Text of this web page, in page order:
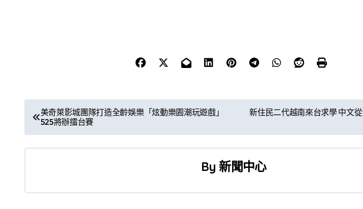
文
章
導
美奇萊影城團隊打造全齡娛樂「炫動樂園潮玩遊戲」
525將辦擂台賽
新住民二代越南來台求學 中文
By 新聞中心